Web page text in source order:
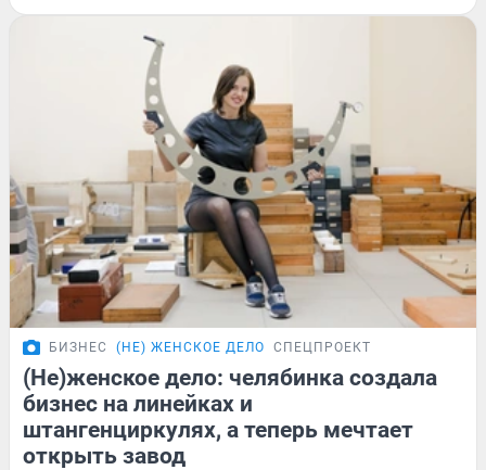
БИЗНЕС (НЕ) ЖЕНСКОЕ ДЕЛО СПЕЦПРОЕКТ
(Не)женское дело: челябинка создала
бизнес на линейках и
штангенциркулях, а теперь мечтает
открыть завод